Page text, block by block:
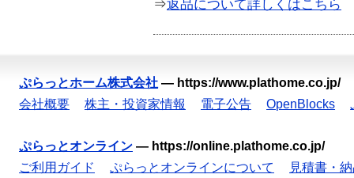
⇒返品について詳しくはこちら
ぷらっとホーム株式会社 — https://www.plathome.co.jp/
会社概要
株主・投資家情報 電子公告 OpenBlocks
ぷらっとオンライン — https://online.plathome.co.jp/
ご利用ガイド
ぷらっとオンラインについて
見積書・